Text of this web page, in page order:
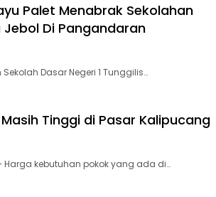
Palet Menabrak Sekolahan
Di Pangandaran
Sekolah Dasar Negeri 1 Tunggilis…
Tinggi di Pasar Kalipucang
– Harga kebutuhan pokok yang ada di…